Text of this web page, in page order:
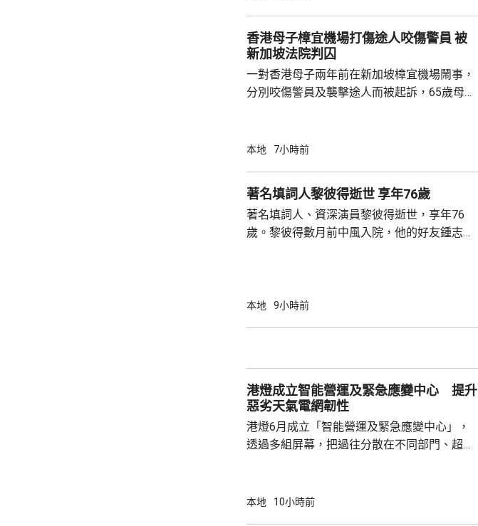
級海洋高新園區，採用「政府統籌+市場化營
運」模式，累計已完成13個項目，並有54個重
點推進項目，總...
香港母子樟宜機場打傷途人咬傷警員 被
新加坡法院判囚
一對香港母子兩年前在新加坡樟宜機場鬧事，
分別咬傷警員及襲擊途人而被起訴，65歲母親
成，到周一判刑，母親被判入獄6個月，兒子
大樓，兒子誤以為被人嘲笑，突然情緒失控踢
向母親，期間一名69歲男子上前慰問，但被要
求行開，兒子期間不斷挑釁對方...
本地 7小時前
著名填詞人黎彼得逝世 享年76歲
著名填詞人、資深演員黎彼得逝世，享年76
歲。黎彼得數月前中風入院，他的好友鍾志光
詞，當中與歌神許冠傑合作無間，創作出《浪
本地 9小時前
港燈成立智能營運及緊急應變中心 提升
惡劣天氣電網韌性
港燈6月成立「智能營運及緊急應變中心」，
透過多組屏幕，把過往分散在不同部門、超過
況、風險警示及前線事故資訊，在遇上惡劣天
本地 10小時前